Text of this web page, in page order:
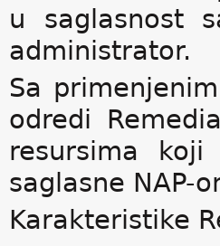
u saglasnost
administrator.
Sa
odredi
resursima koji
saglasne NAP-
Karakteristike